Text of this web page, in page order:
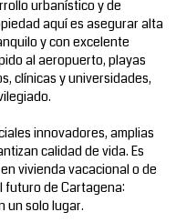
urbanístico y de
aquí es asegurar alta
y con excelente
al aeropuerto, playas
clínicas y universidades,
innovadores, amplias
calidad de vida. Es
vivienda vacacional o de
futuro de Cartagena:
un solo lugar.